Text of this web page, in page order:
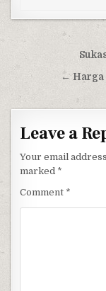
Post
← Harga
Leave a
Your email
marked *
Comment *